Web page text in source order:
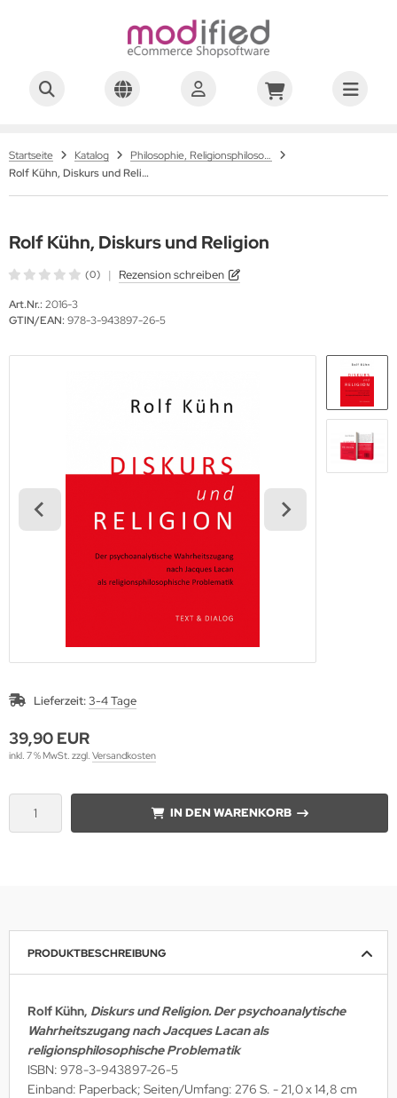
Startseite Katalog
Philosophie, Religionsphilosophie
Rolf Kühn, Diskurs und Religion
Rolf Kühn, Diskurs und Religion
(0) | Rezension schreiben
Art.Nr.: 2016-3
GTIN/EAN: 978-3-943897-26-5
Lieferzeit:3-4 Tage
39,90 EUR
inkl. 7 % MwSt. zzgl. Versandkosten
IN DEN WARENKORB
PRODUKTBESCHREIBUNG
Rolf Kühn, Diskurs und Religion. Der psychoanalytische
Wahrheitszugang nach Jacques Lacan als
religionsphilosophische Problematik
ISBN: 978-3-943897-26-5
Einband: Paperback; Seiten/Umfang: 276 S. - 21,0 x 14,8 cm